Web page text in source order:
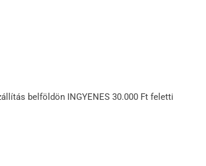
belföldön INGYENES 30.000 Ft feletti